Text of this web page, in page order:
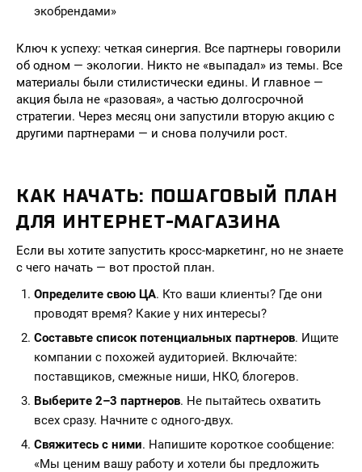
экобрендами»
Ключ к успеху: четкая синергия. Все партнеры говорили
об одном — экологии. Никто не «выпадал» из темы. Все
материалы были стилистически едины. И главное —
акция была не «разовая», а частью долгосрочной
стратегии. Через месяц они запустили вторую акцию с
другими партнерами — и снова получили рост.
КАК НАЧАТЬ: ПОШАГОВЫЙ ПЛАН
ДЛЯ ИНТЕРНЕТ-МАГАЗИНА
Если вы хотите запустить кросс-маркетинг, но не знаете
с чего начать — вот простой план.
Определите свою ЦА. Кто ваши клиенты? Где они
проводят время? Какие у них интересы?
Составьте список потенциальных партнеров. Ищите
компании с похожей аудиторией. Включайте:
поставщиков, смежные ниши, НКО, блогеров.
Выберите 2–3 партнеров. Не пытайтесь охватить
всех сразу. Начните с одного-двух.
Свяжитесь с ними. Напишите короткое сообщение:
«Мы ценим вашу работу и хотели бы предложить